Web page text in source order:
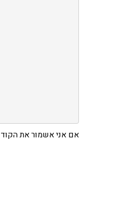
אם אני אשמור את הקוד